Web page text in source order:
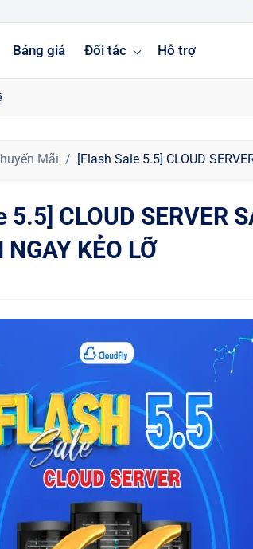
Bảng giá Đối tác Hỗ trợ
Mãi [Flash Sale 5.5] CLOUD
5.5] CLOUD SERVER
KẺO LỠ